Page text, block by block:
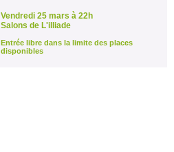
Vendredi 25 mars à 22h
Salons de L'illiade
Entrée libre dans la limite des places
disponibles